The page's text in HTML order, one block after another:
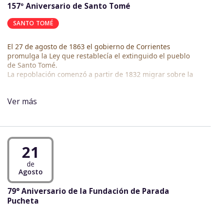
157º Aniversario de Santo Tomé
SANTO TOMÉ
El 27 de agosto de 1863 el gobierno de Corrientes
promulga la Ley que restablecía el extinguido el pueblo
de Santo Tomé.
La repoblación comenzó a partir de 1832 migrar sobre la
convención relativa a la incorporación de esa zona a la
llamado San Juan del Hormiguero, frente al paso San
Borja.
Para más información sobre Santo Tomé ingrese al
siguiente link:
https://munired.mcypcorrientes.gob.ar/municipio/santo-tome
Ver más
21
de
Agosto
79° Aniversario de la Fundación de Parada
Pucheta